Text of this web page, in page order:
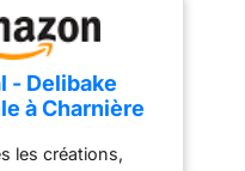
- Delibake
à Charnière
les créations,